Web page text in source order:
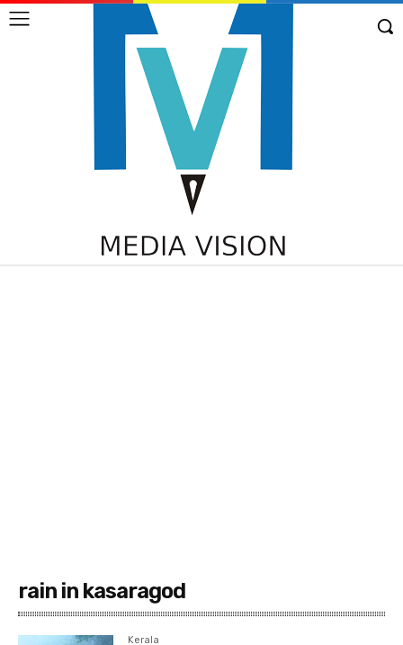
rain in kasaragod
Kerala